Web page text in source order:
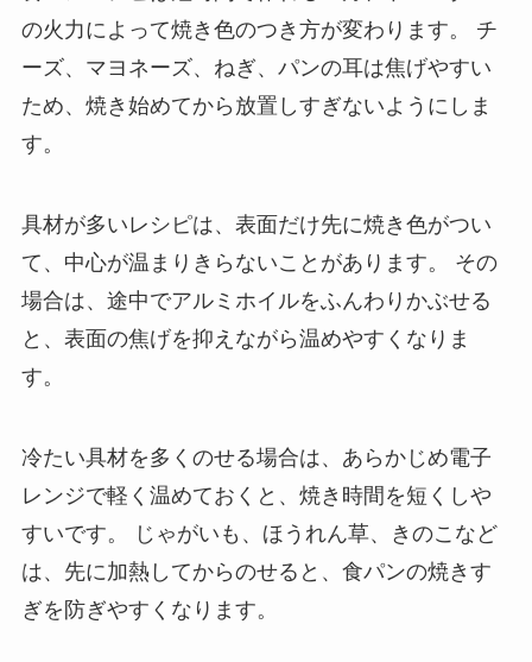
の火力によって焼き色のつき方が変わります。 チ
ーズ、マヨネーズ、ねぎ、パンの耳は焦げやすい
ため、焼き始めてから放置しすぎないようにしま
す。
具材が多いレシピは、表面だけ先に焼き色がつい
て、中心が温まりきらないことがあります。 その
場合は、途中でアルミホイルをふんわりかぶせる
と、表面の焦げを抑えながら温めやすくなりま
す。
冷たい具材を多くのせる場合は、あらかじめ電子
レンジで軽く温めておくと、焼き時間を短くしや
すいです。 じゃがいも、ほうれん草、きのこなど
は、先に加熱してからのせると、食パンの焼きす
ぎを防ぎやすくなります。